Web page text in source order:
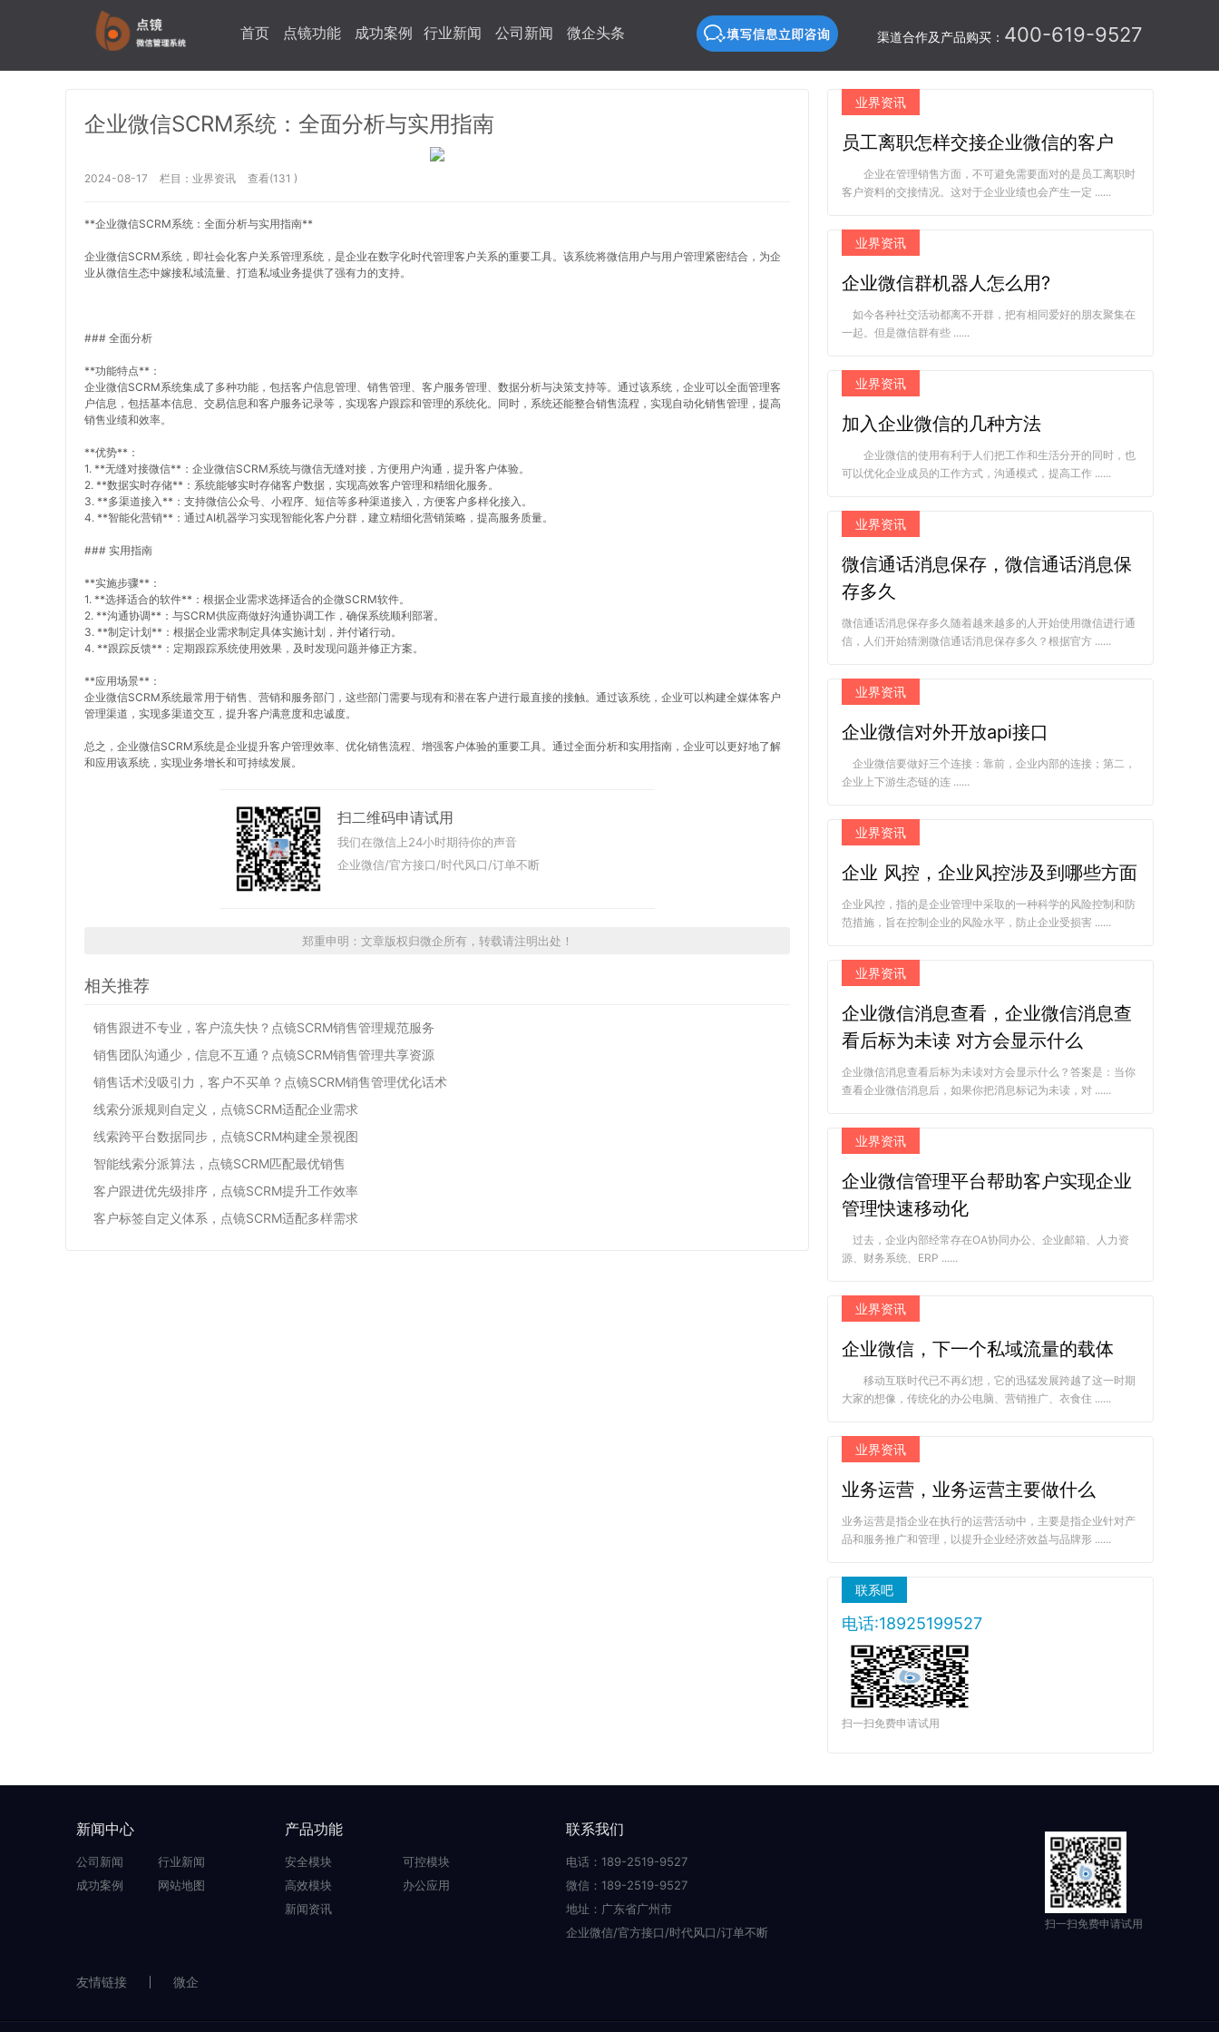
渠道合作及产品购买： 400-619-9527
首页 点镜功能 成功案例 行业新闻 公司新闻 微企头条
企业微信SCRM系统：全面分析与实用指南
2024-08-17 栏目： 业界资讯 查看(131 )
**企业微信SCRM系统：全面分析与实用指南**
企业微信SCRM系统，即社会化客户关系管理系统，是企业在数字化时代管理客户关系的重要工具。该系统将微信用户与用户管理紧密结合，为企
业从微信生态中嫁接私域流量、打造私域业务提供了强有力的支持。
### 全面分析
**功能特点**：
企业微信SCRM系统集成了多种功能，包括客户信息管理、销售管理、客户服务管理、数据分析与决策支持等。通过该系统，企业可以全面管理客
户信息，包括基本信息、交易信息和客户服务记录等，实现客户跟踪和管理的系统化。同时，系统还能整合销售流程，实现自动化销售管理，提高
销售业绩和效率。
**优势**：
1. **无缝对接微信**：企业微信SCRM系统与微信无缝对接，方便用户沟通，提升客户体验。
2. **数据实时存储**：系统能够实时存储客户数据，实现高效客户管理和精细化服务。
3. **多渠道接入**：支持微信公众号、小程序、短信等多种渠道接入，方便客户多样化接入。
4. **智能化营销**：通过AI机器学习实现智能化客户分群，建立精细化营销策略，提高服务质量。
### 实用指南
**实施步骤**：
1. **选择适合的软件**：根据企业需求选择适合的企微SCRM软件。
2. **沟通协调**：与SCRM供应商做好沟通协调工作，确保系统顺利部署。
3. **制定计划**：根据企业需求制定具体实施计划，并付诸行动。
4. **跟踪反馈**：定期跟踪系统使用效果，及时发现问题并修正方案。
**应用场景**：
企业微信SCRM系统最常用于销售、营销和服务部门，这些部门需要与现有和潜在客户进行最直接的接触。通过该系统，企业可以构建全媒体客户
管理渠道，实现多渠道交互，提升客户满意度和忠诚度。
总之，企业微信SCRM系统是企业提升客户管理效率、优化销售流程、增强客户体验的重要工具。通过全面分析和实用指南，企业可以更好地了解
和应用该系统，实现业务增长和可持续发展。
扫二维码申请试用
我们在微信上24小时期待你的声音
企业微信/官方接口/时代风口/订单不断
郑重申明：文章版权归微企所有，转载请注明出处！
相关推荐
销售跟进不专业，客户流失快？点镜SCRM销售管理规范服务
销售团队沟通少，信息不互通？点镜SCRM销售管理共享资源
销售话术没吸引力，客户不买单？点镜SCRM销售管理优化话术
线索分派规则自定义，点镜SCRM适配企业需求
线索跨平台数据同步，点镜SCRM构建全景视图
智能线索分派算法，点镜SCRM匹配最优销售
客户跟进优先级排序，点镜SCRM提升工作效率
客户标签自定义体系，点镜SCRM适配多样需求
业界资讯
员工离职怎样交接企业微信的客户
企业在管理销售方面，不可避免需要面对的是员工离职时
客户资料的交接情况。这对于企业业绩也会产生一定 ......
业界资讯
企业微信群机器人怎么用?
如今各种社交活动都离不开群，把有相同爱好的朋友聚集在
一起。但是微信群有些 ......
业界资讯
加入企业微信的几种方法
企业微信的使用有利于人们把工作和生活分开的同时，也
可以优化企业成员的工作方式，沟通模式，提高工作 ......
业界资讯
微信通话消息保存，微信通话消息保
存多久
微信通话消息保存多久随着越来越多的人开始使用微信进行通
信，人们开始猜测微信通话消息保存多久？根据官方 ......
业界资讯
企业微信对外开放api接口
企业微信要做好三个连接：靠前，企业内部的连接；第二，
企业上下游生态链的连 ......
业界资讯
企业 风控，企业风控涉及到哪些方面
企业风控，指的是企业管理中采取的一种科学的风险控制和防
范措施，旨在控制企业的风险水平，防止企业受损害 ......
业界资讯
企业微信消息查看，企业微信消息查
看后标为未读 对方会显示什么
企业微信消息查看后标为未读对方会显示什么？答案是：当你
查看企业微信消息后，如果你把消息标记为未读，对 ......
业界资讯
企业微信管理平台帮助客户实现企业
管理快速移动化
过去，企业内部经常存在OA协同办公、企业邮箱、人力资
源、财务系统、ERP ......
业界资讯
企业微信，下一个私域流量的载体
移动互联时代已不再幻想，它的迅猛发展跨越了这一时期
大家的想像，传统化的办公电脑、营销推广、衣食住 ......
业界资讯
业务运营，业务运营主要做什么
业务运营是指企业在执行的运营活动中，主要是指企业针对产
品和服务推广和管理，以提升企业经济效益与品牌形 ......
联系吧
电话:18925199527
扫一扫免费申请试用
新闻中心
公司新闻
行业新闻
成功案例
网站地图
产品功能
安全模块
可控模块
高效模块
办公应用
新闻资讯
联系我们
电话：189-2519-9527
微信：189-2519-9527
地址：广东省广州市
企业微信/官方接口/时代风口/订单不断
扫一扫免费申请试用
友情链接 微企